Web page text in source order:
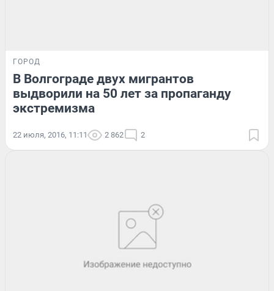
ГОРОД
В Волгограде двух мигрантов
выдворили на 50 лет за пропаганду
экстремизма
22 июля, 2016, 11:11 2 862 2